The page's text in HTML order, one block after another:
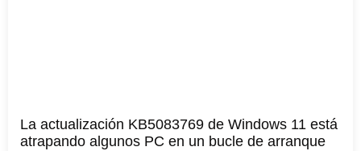
La actualización KB5083769 de Windows 11 está
atrapando algunos PC en un bucle de arranque